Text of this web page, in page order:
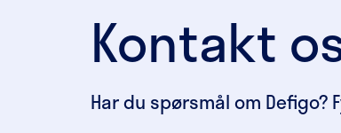
Kontakt
Har du spørsmål om